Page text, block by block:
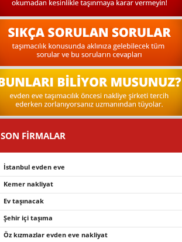
SON FİRMALAR
i̇stanbul evden eve
kemer nakliyat
ev taşınacak
şehir içi taşıma
öz kızmazlar evden eve nakliyat